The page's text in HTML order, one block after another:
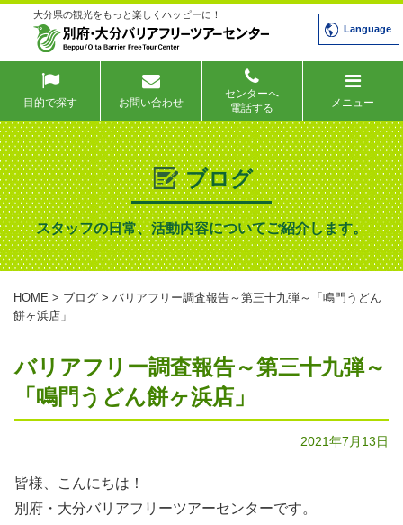
大分県の観光をもっと楽しくハッピーに！
Language
目的で探す お問い合わせ
センターへ
電話する
メニュー
ブログ
スタッフの日常、活動内容についてご紹介します。
HOME > ブログ > バリアフリー調査報告～第三十九弾～「鳴門うどん
餅ヶ浜店」
バリアフリー調査報告～第三十九弾～
「鳴門うどん餅ヶ浜店」
2021年7月13日
皆様、こんにちは！
別府・大分バリアフリーツアーセンターです。